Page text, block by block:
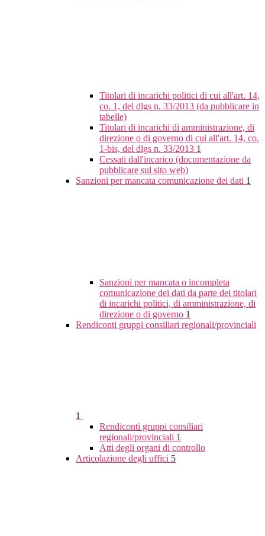
Titolari di incarichi politici di cui all'art. 14,
co. 1, del dlgs n. 33/2013 (da pubblicare in
tabelle)
Titolari di incarichi di amministrazione, di
direzione o di governo di cui all'art. 14, co.
1-bis, del dlgs n. 33/2013 1
Cessati dall'incarico (documentazione da
pubblicare sul sito web)
Sanzioni per mancata comunicazione dei dati 1
Sanzioni per mancata o incompleta
comunicazione dei dati da parte dei titolari
di incarichi politici, di amministrazione, di
direzione o di governo 1
Rendiconti gruppi consiliari regionali/provinciali
1
Rendiconti gruppi consiliari
regionali/provinciali 1
Atti degli organi di controllo
Articolazione degli uffici 5